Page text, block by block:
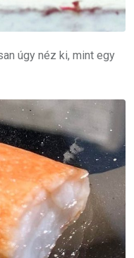
úgy néz ki, mint egy